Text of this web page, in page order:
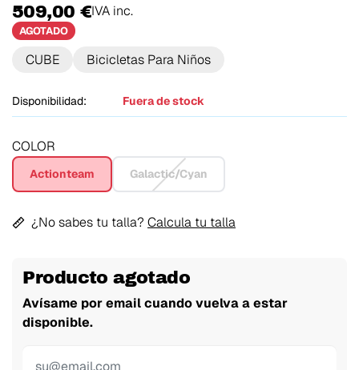
509,00 €IVA inc.
AGOTADO
CUBE Bicicletas Para Niños
Disponibilidad: Fuera de stock
COLOR
Actionteam Galactic/Cyan
¿No sabes tu talla? Calcula tu talla
Producto agotado
Avísame por email cuando vuelva a estar
disponible.